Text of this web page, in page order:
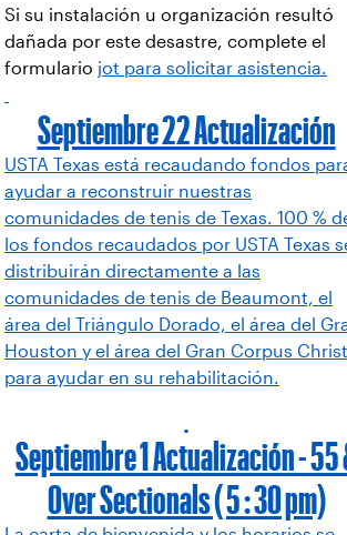
Si su instalación u organización resultó
dañada por este desastre, complete el
formulario jot para solicitar asistencia.
Septiembre 22 Actualización
USTA Texas está recaudando fondos
ayudar a reconstruir nuestras
comunidades de tenis de Texas. 100 %
los fondos recaudados por USTA Texas
distribuirán directamente a las
comunidades de tenis de Beaumont, el
área del Triángulo Dorado, el área del
Houston y el área del Gran Corpus
para ayudar en su rehabilitación.
Septiembre 1 Actualización - 55
Over Sectionals ( 5 : 30 pm)